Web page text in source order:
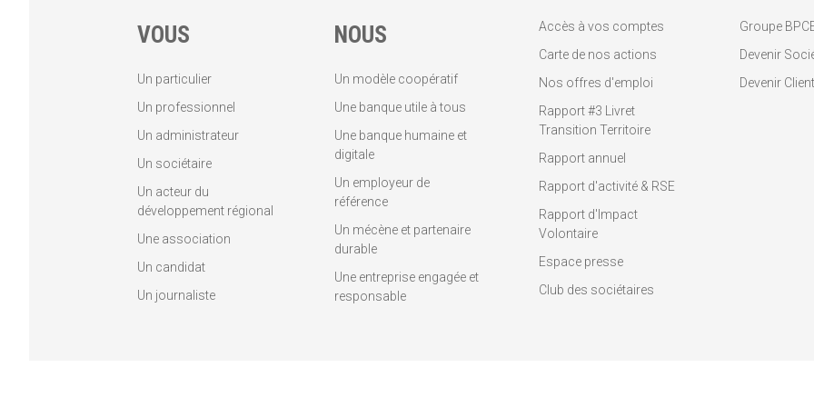
VOUS
Un particulier
Un professionnel
Un administrateur
Un sociétaire
Un acteur du
développement régional
Une association
Un candidat
Un journaliste
NOUS
Un modèle coopératif
Une banque utile à tous
Une banque humaine et
digitale
Un employeur de
référence
Un mécène et partenaire
durable
Une entreprise engagée et
responsable
Accès à vos comptes
Carte de nos actions
Nos offres d'emploi
Rapport #3 Livret
Transition Territoire
Rapport annuel
Rapport d'activité & RSE
Rapport d'Impact
Volontaire
Espace presse
Club des sociétaires
Groupe
Devenir
Devenir Client